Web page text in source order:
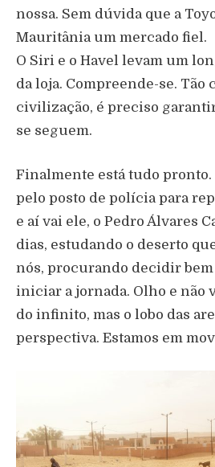
nossa. Sem dúvida que a
Mauritânia um mercado fiel.
O Siri e o Havel levam um
da loja. Compreende-se. Tão
civilização, é preciso
se seguem.
Finalmente está tudo pronto.
pelo posto de polícia para
e aí vai ele, o Pedro Álvares
dias, estudando o deserto
nós, procurando decidir bem
iniciar a jornada. Olho e não
do infinito, mas o lobo das
perspectiva. Estamos em